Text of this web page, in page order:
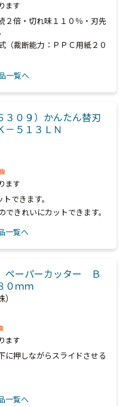
ます
２倍・切れ味１１０％・刃先
（裁断能力：ＰＰＣ用紙２０
一覧へ
０９）かんたん替刃
－５１３ＬＮ
ます
できます。
きれいにカットできます。
一覧へ
ペーパーカッター Ｂ
０ｍｍ
ます
に押しながらスライドさせる
一覧へ